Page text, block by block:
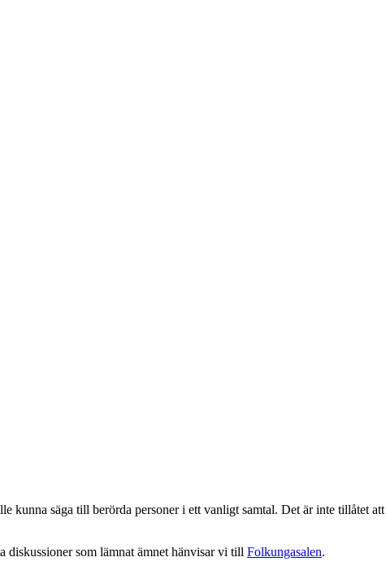
kunna säga till berörda personer i ett vanligt samtal. Det är inte tillåtet
som lämnat ämnet hänvisar vi till Folkungasalen.